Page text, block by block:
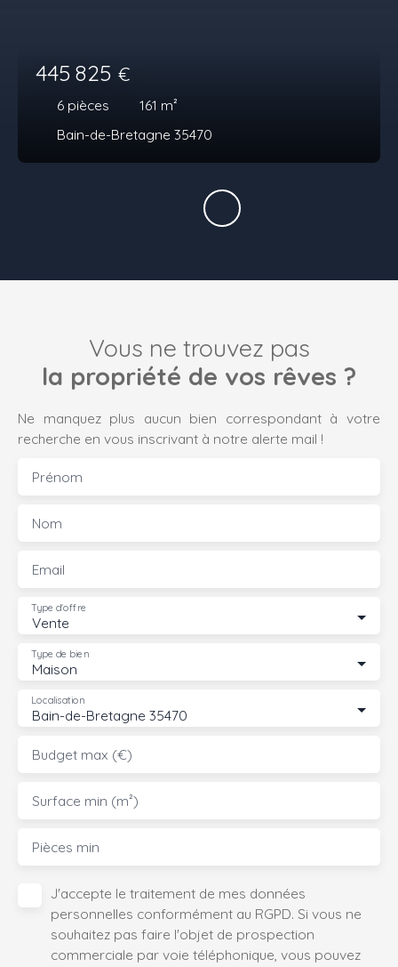
445 825 €
6 pièces 161 m²
Bain-de-Bretagne 35470
Vous ne trouvez pas
la propriété de vos rêves ?
Ne manquez plus aucun bien correspondant à votre
recherche en vous inscrivant à notre alerte mail !
Prénom
Nom
Email
Vente
Type d'offre
Maison
Type de bien
Bain-de-Bretagne 35470
Localisation
Budget max (€)
Surface min (m²)
Pièces min
J'accepte le traitement de mes données
personnelles conformément au RGPD. Si vous ne
souhaitez pas faire l'objet de prospection
commerciale par voie téléphonique, vous pouvez